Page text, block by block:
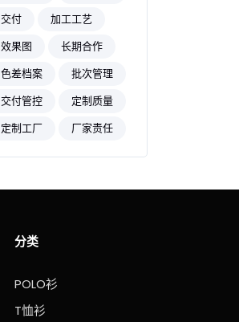
交付
加工工艺
效果图
长期合作
色差档案
批次管理
交付管控
定制质量
定制工厂 厂家责任
分类
POLO衫
T恤衫